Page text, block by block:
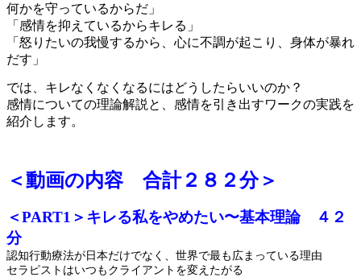
何かを守っているからだ」
「感情を抑えているからキレる」
「怒りたいの我慢するから、心に不調が起こり、身体が暴れ
だす」
では、キレなくなくなるにはどうしたらいいのか？
感情についての理論解説と、感情を引き出すワークの実践を
紹介します。
＜動画の内容 合計２８２分＞
＜PART1＞キレる私をやめたい〜基本理論 ４２
分
認知行動療法が日本だけでなく、 世界で最も広まっている理由
セラピストはいつもクライアントを変えたがる